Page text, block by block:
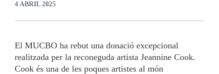
4 ABRIL 2025
El MUCBO ha rebut una donació excepcional
realitzada per la reconeguda artista Jeannine Cook.
Cook és una de les poques artistes al món